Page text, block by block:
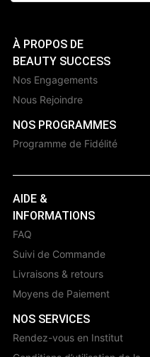
À PROPOS DE
BEAUTY SUCCESS
Nos Engagements
Nous Rejoindre
NOS PROGRAMMES
Programme de Fidélité
AIDE &
INFORMATIONS
FAQ
Suivi de Commande
Livraisons & retours
Moyens de Paiement
NOS SERVICES
Rendez-vous en Institut